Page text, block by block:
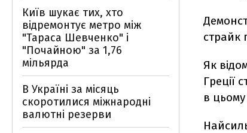
страйк
Як
Греції
в
Київ шукає тих, хто
відремонтує метро між
"Тараса Шевченко" і
"Почайною" за 1,76
мільярда
В Україні за місяць
скоротилися міжнародні
валютні резерви